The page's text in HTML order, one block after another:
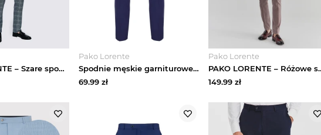
PAKO LORENTE – Szare spodnie garniturowe w granatową kratę
Pako Lorente
Spodnie męskie garniturowe DECIMUS PPLM9-6G-157-G Pako Lorente
69.99 zł
Pako Lorente
PAKO LORENTE –
149.99 zł